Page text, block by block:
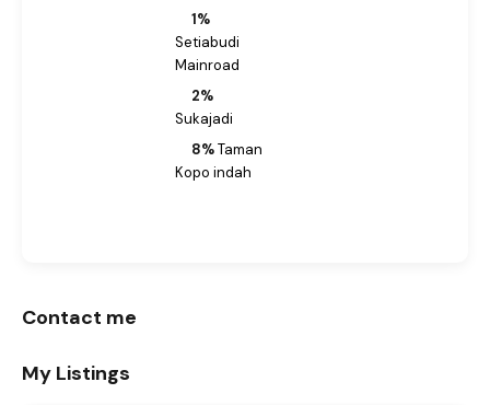
1%
Setiabudi
Mainroad
2%
Sukajadi
8%Taman
Kopo indah
Contact me
My Listings